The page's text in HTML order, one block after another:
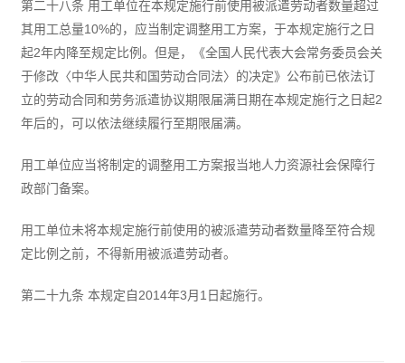
第二十八条 用工单位在本规定施行前使用被派遣劳动者数量超过
其用工总量10%的，应当制定调整用工方案，于本规定施行之日
起2年内降至规定比例。但是，《全国人民代表大会常务委员会关
于修改〈中华人民共和国劳动合同法〉的决定》公布前已依法订
立的劳动合同和劳务派遣协议期限届满日期在本规定施行之日起2
年后的，可以依法继续履行至期限届满。
用工单位应当将制定的调整用工方案报当地人力资源社会保障行
政部门备案。
用工单位未将本规定施行前使用的被派遣劳动者数量降至符合规
定比例之前，不得新用被派遣劳动者。
第二十九条 本规定自2014年3月1日起施行。